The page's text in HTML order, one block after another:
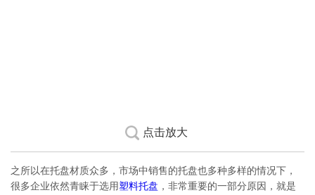
点击放大
之所以在托盘材质众多，市场中销售的托盘也多种多样的情况下，
很多企业依然青睐于选用塑料托盘 ，非常重要的一部分原因，就是